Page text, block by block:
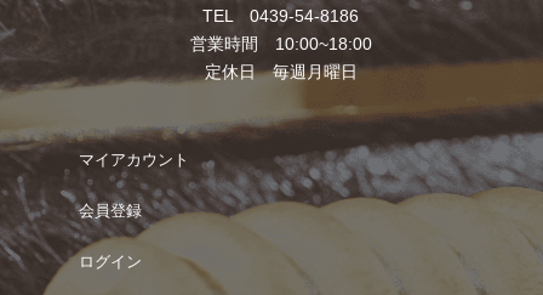
TEL 0439-54-8186
営業時間 10:00~18:00
定休日 毎週月曜日
マイアカウント
会員登録
ログイン